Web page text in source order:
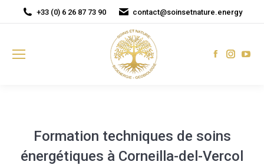
+33 (0) 6 26 87 73 90 contact@soinsetnature.energy
Facebook
Formation techniques de soins
énergétiques à Corneilla-del-Vercol